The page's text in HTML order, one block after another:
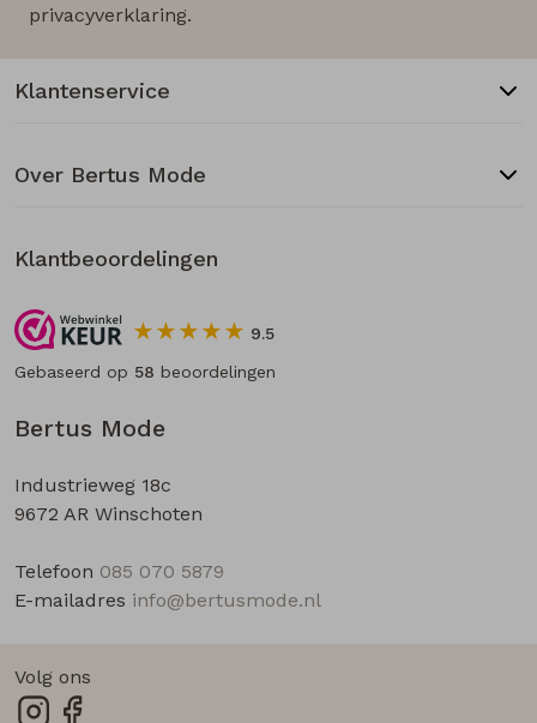
privacyverklaring.
Bertus Mode
Industrieweg 18c
9672 AR Winschoten
Telefoon 085 070 5879
E-mailadres info@bertusmode.nl
Klantenservice
Over Bertus Mode
Klantbeoordelingen
9.5
Gebaseerd op 58 beoordelingen
Volg ons